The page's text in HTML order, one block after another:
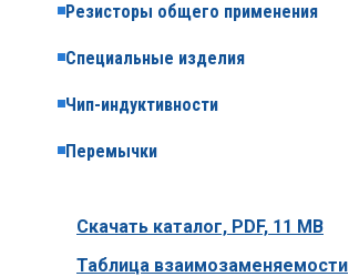
Резисторы общего применения
Специальные изделия
Чип-индуктивности
Перемычки
Скачать каталог, PDF, 11 MB
Таблица взаимозаменяемости